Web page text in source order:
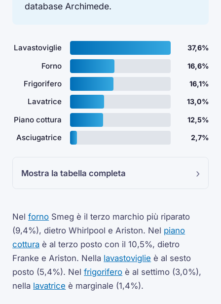
database Archimede.
Lavastoviglie 37,6%
Forno 16,6%
Frigorifero 16,1%
Lavatrice 13,0%
Piano cottura 12,5%
Asciugatrice 2,7%
Mostra la tabella completa
Nelforno Smeg è il terzo marchio più riparato
(9,4%), dietro Whirlpool e Ariston. Nel piano
cottura è al terzo posto con il 10,5%, dietro
Franke e Ariston. Nella lavastoviglie è al sesto
posto (5,4%). Nelfrigorifero è al settimo (3,0%),
nella lavatrice è marginale (1,4%).